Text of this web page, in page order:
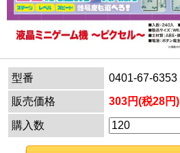
型番
0401-67-6353
販売価格
303円(税28円)
購入数